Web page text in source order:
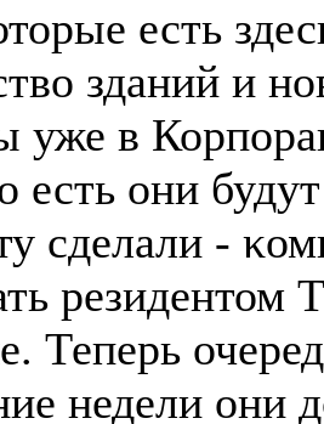
есть
зданий и
уже в
есть они
сделали -
резидентом
Теперь
недели они